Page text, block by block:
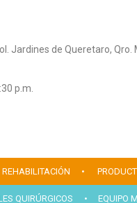
Jardines de Queretaro, Qro.
p.m.
•
QUIRÚRGICOS • EQUIPO